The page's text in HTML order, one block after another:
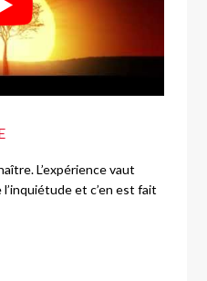
L’expérience vaut
et c’en est fait